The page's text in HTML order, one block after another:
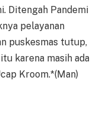
Ditengah Pandemi
pelayanan
puskesmas tutup,
karena masih ada
Kroom.*(Man)